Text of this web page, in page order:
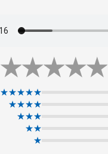
★★★★★
★★★★★
★★★★
★★★
★★
★